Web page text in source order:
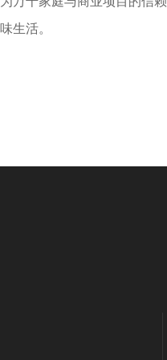
生活。